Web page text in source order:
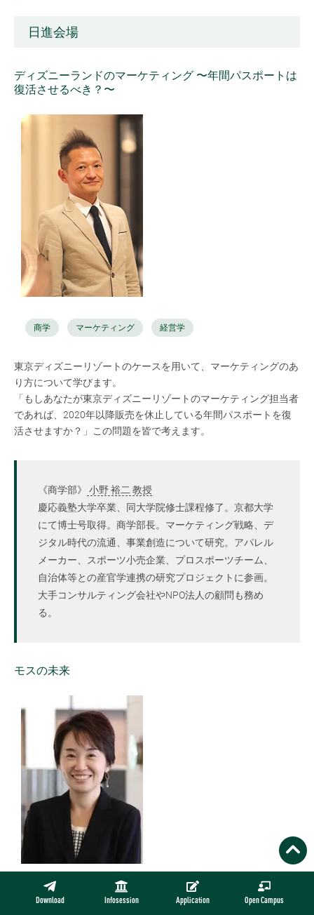
Download Infosession Application Open Campus
日進会場
ディズニーランドのマーケティング 〜年間パスポートは
復活させるべき？〜
商学 マーケティング 経営学
東京ディズニーリゾートのケースを用いて、マーケティングのあ
り方について学びます。
「もしあなたが東京ディズニーリゾートのマーケティング担当者
であれば、2020年以降販売を休止している年間パスポートを復
活させますか？」この問題を皆で考えます。
《商学部》
小野 裕二 教授
慶応義塾大学卒業、同大学院修士課程修了。京都大学
にて博士号取得。商学部長。マーケティング戦略、デ
ジタル時代の流通、事業創造について研究。アパレル
メーカー、スポーツ小売企業、プロスポーツチーム、
自治体等との産官学連携の研究プロジェクトに参画。
大手コンサルティング会社やNPO法人の顧問も務め
る。
モスの未来
経営学 企業戦略 ケースメソッド